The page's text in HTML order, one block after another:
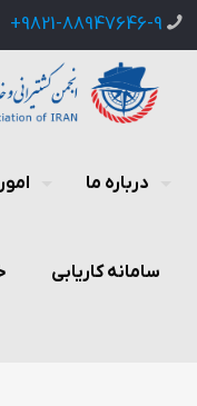
9821-88947646-9+
درباره ما
سامانه کاریابی